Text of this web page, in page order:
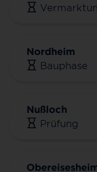
Nordheim
Bauphase
Nußloch
Prüfung